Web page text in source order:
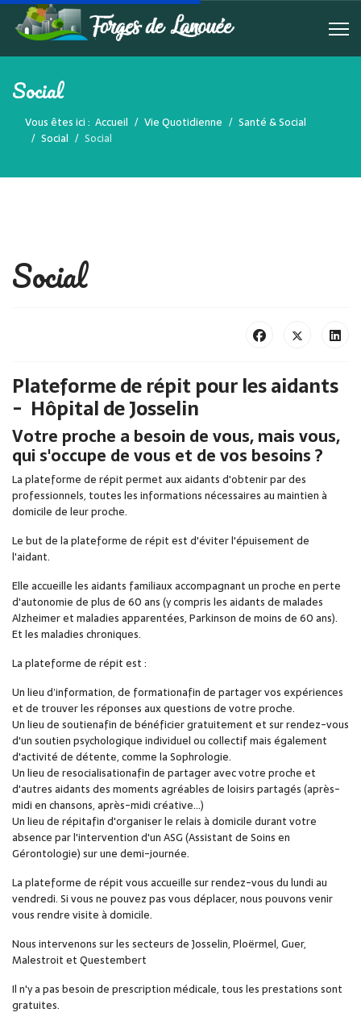
Social
Vous êtes ici : Accueil Vie Quotidienne
Santé & Social
Social
Social
Social
Plateforme de répit pour les aidants
- Hôpital de Josselin
Votre proche a besoin de vous, mais vous,
qui s'occupe de vous et de vos besoins ?
La plateforme de répit permet aux aidants d'obtenir par des
professionnels, toutes les informations nécessaires au maintien à
domicile de leur proche.
Le but de la plateforme de répit est d'éviter l'épuisement de
l'aidant.
Elle accueille les aidants familiaux accompagnant un proche en perte
d'autonomie de plus de 60 ans (y compris les aidants de malades
Alzheimer et maladies apparentées, Parkinson de moins de 60 ans).
Et les maladies chroniques.
La plateforme de répit est :
Un lieu d’information, de formationafin de partager vos expériences
et de trouver les réponses aux questions de votre proche.
Un lieu de soutienafin de bénéficier gratuitement et sur rendez-vous
d'un soutien psychologique individuel ou collectif mais également
d'activité de détente, comme la Sophrologie.
Un lieu de resocialisationafin de partager avec votre proche et
d'autres aidants des moments agréables de loisirs partagés (après-
midi en chansons, après-midi créative...)
Un lieu de répitafin d'organiser le relais à domicile durant votre
absence par l'intervention d'un ASG (Assistant de Soins en
Gérontologie) sur une demi-journée.
La plateforme de répit vous accueille sur rendez-vous du lundi au
vendredi. Si vous ne pouvez pas vous déplacer, nous pouvons venir
vous rendre visite à domicile.
Nous intervenons sur les secteurs de Josselin, Ploërmel, Guer,
Malestroit et Questembert
Il n'y a pas besoin de prescription médicale, tous les prestations sont
gratuites.